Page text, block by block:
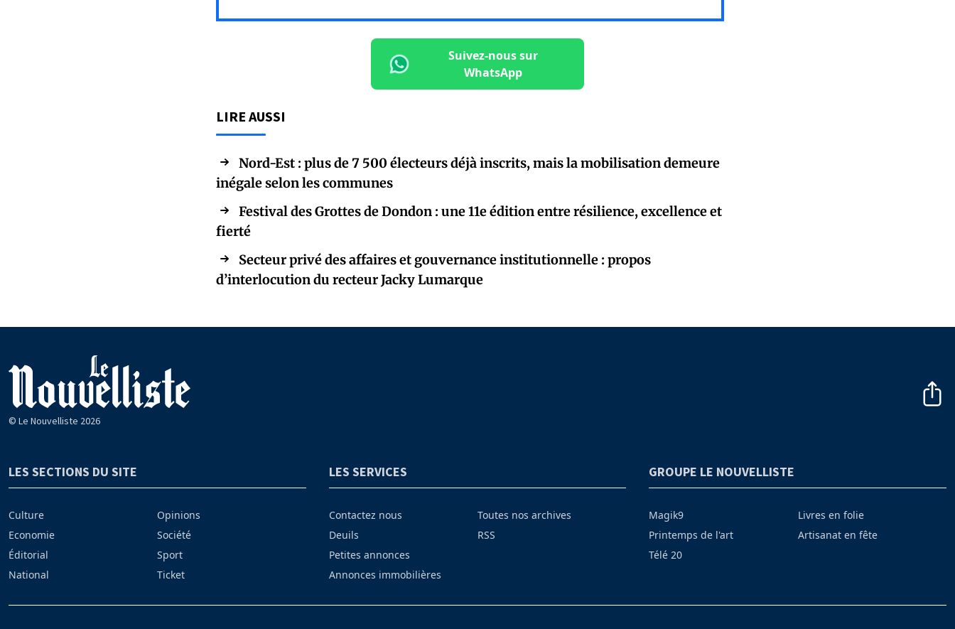
Suivez-nous sur
WhatsApp
LIRE AUSSI
Nord-Est : plus de 7 500 électeurs déjà inscrits, mais la mobilisation demeure
inégale selon les communes
Festival des Grottes de Dondon : une 11e édition entre résilience, excellence et
fierté
Secteur privé des affaires et gouvernance institutionnelle : propos
d’interlocution du recteur Jacky Lumarque
© Le Nouvelliste 2026
LES SECTIONS DU SITE
Culture
Economie
Éditorial
National
Opinions
Société
Sport
Ticket
LES SERVICES
Contactez nous
Deuils
Petites annonces
Annonces immobilières
Toutes nos archives
RSS
GROUPE LE NOUVELLISTE
Magik9
Printemps de l'art
Télé 20
Livres en folie
Artisanat en fête